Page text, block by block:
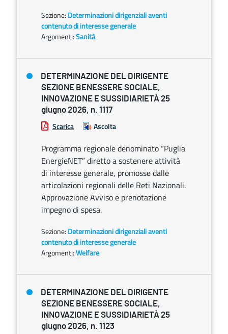
Sezione: Determinazioni dirigenziali aventi
contenuto di interesse generale
Argomenti:Sanità
DETERMINAZIONE DEL DIRIGENTE
SEZIONE BENESSERE SOCIALE,
INNOVAZIONE E SUSSIDIARIETÀ 25
giugno 2026, n. 1117
Scarica Ascolta
Programma regionale denominato “Puglia
EnergieNET” diretto a sostenere attività
di interesse generale, promosse dalle
articolazioni regionali delle Reti Nazionali.
Approvazione Avviso e prenotazione
impegno di spesa.
Sezione: Determinazioni dirigenziali aventi
contenuto di interesse generale
Argomenti:Welfare
DETERMINAZIONE DEL DIRIGENTE
SEZIONE BENESSERE SOCIALE,
INNOVAZIONE E SUSSIDIARIETÀ 25
giugno 2026, n. 1123